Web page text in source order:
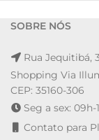
SOBRE NÓS
Rua Jequitibá,
Shopping Via
CEP: 35160-306
Seg a sex:
Contato para